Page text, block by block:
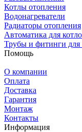
Котлы отопления
Водонагреватели
Радиаторы отопления
Автоматика для
Трубы и фитинги для
Помощь
О компании
Оплата
Доставка
Гарантия
Монтаж
Контакты
Информация